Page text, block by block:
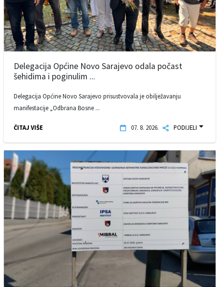
Delegacija Općine Novo Sarajevo odala počast
šehidima i poginulim ...
Delegacija Općine Novo Sarajevo prisustvovala je obilježavanju
manifestacije „Odbrana Bosne ...
ČITAJ VIŠE 07. 8. 2026. PODIJELI